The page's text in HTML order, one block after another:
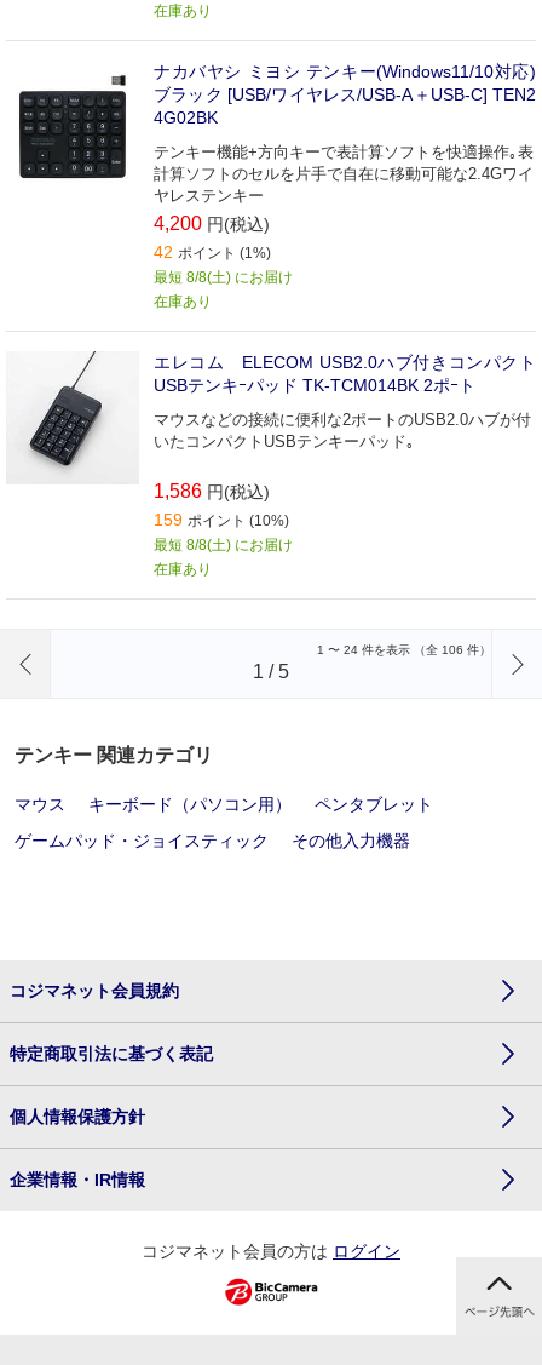
在庫あり
ナカバヤシ ミヨシ テンキー(Windows11/10対応)
ブラック [USB/ワイヤレス/USB-A＋USB-C] TEN2
4G02BK
テンキー機能+方向キーで表計算ソフトを快適操作｡表
計算ソフトのセルを片手で自在に移動可能な2.4Gワイ
ヤレステンキー
4,200 円(税込)
42 ポイント (1%)
最短 8/8(土) にお届け
在庫あり
エレコム ELECOM USB2.0ハブ付きコンパクト
USBテンキｰパッド TK-TCM014BK 2ポｰト
マウスなどの接続に便利な2ポートのUSB2.0ハブが付
いたコンパクトUSBテンキーパッド｡
1,586 円(税込)
159 ポイント (10%)
最短 8/8(土) にお届け
在庫あり
1 〜 24 件を表示 （全 106 件）
1 /5
テンキー 関連カテゴリ
マウス キーボード（パソコン用）
ペンタブレット
ゲームパッド・ジョイスティック
その他入力機器
コジマネット会員規約
特定商取引法に基づく表記
個人情報保護方針
企業情報・IR情報
コジマネット会員の方は ログイン